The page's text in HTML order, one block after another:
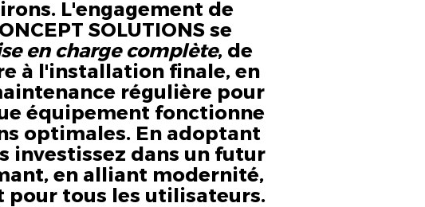
L'engagement de
SOLUTIONS se
en charge complète, de
à l'installation finale, en
régulière pour
équipement fonctionne
optimales. En adoptant
investissez dans un futur
en alliant modernité,
tous les utilisateurs.